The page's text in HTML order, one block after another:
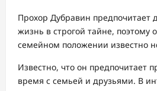
Прохор Дубравин предпочитает
жизнь в строгой тайне, поэтому
семейном положении известно
Известно, что он предпочитает
время с семьей и друзьями. В